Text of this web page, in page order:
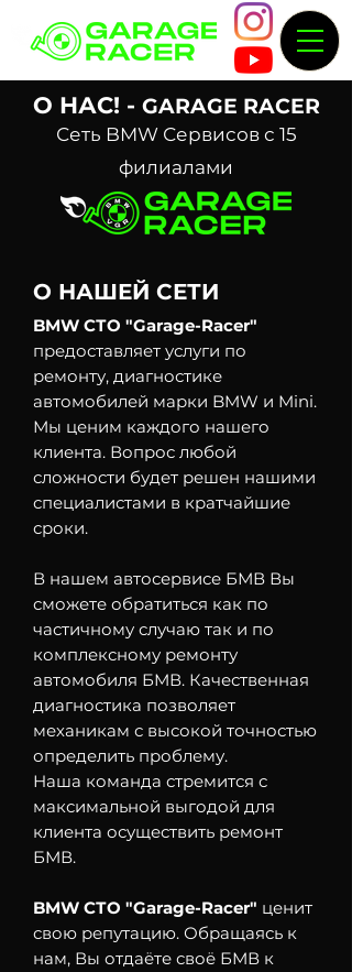
О НАС! - GARAGE RACER
Сеть BMW Сервисов с 15
филиалами
О НАШЕЙ СЕТИ
BMW СТО "Garage-Racer"
предоставляет услуги по
ремонту, диагностике
автомобилей марки BMW и Mini.
Мы ценим каждого нашего
клиента. Вопрос любой
сложности будет решен нашими
специалистами в кратчайшие
сроки.
В нашем автосервисе БМВ Вы
сможете обратиться как по
частичному случаю так и по
комплексному ремонту
автомобиля БМВ. Качественная
диагностика позволяет
механикам с высокой точностью
определить проблему.
Наша команда стремится с
максимальной выгодой для
клиента осуществить ремонт
БМВ.
BMW СТО "Garage-Racer" ценит
свою репутацию. Обращаясь к
нам, Вы отдаёте своё БМВ к